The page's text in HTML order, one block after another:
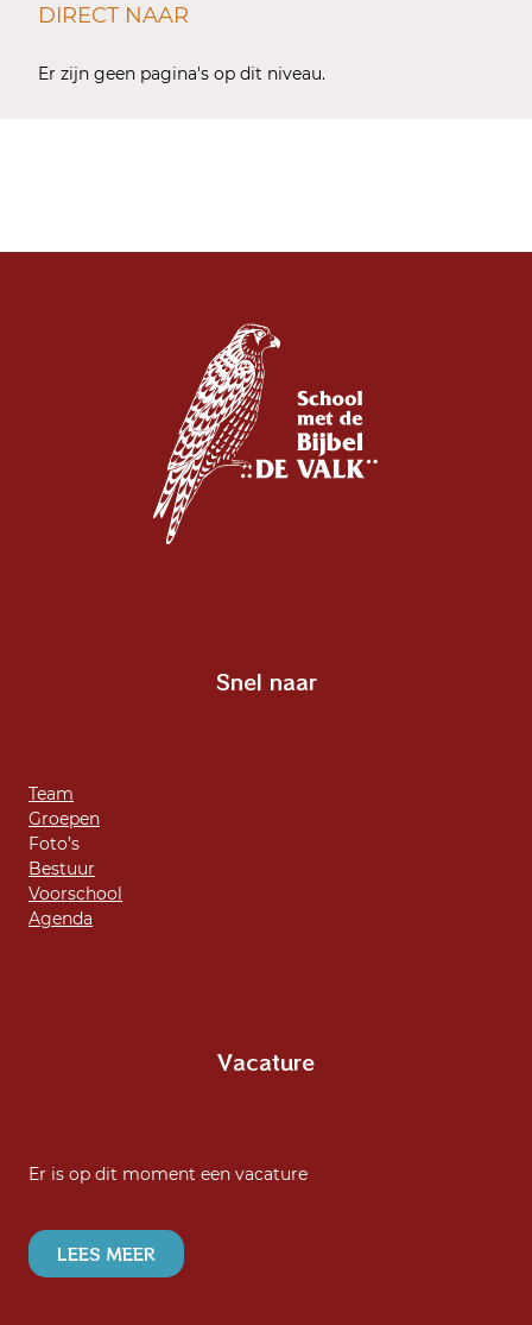
DIRECT NAAR
Er zijn geen pagina's op dit niveau.
Snel naar
Team
Groepen
Foto’s
Bestuur
Voorschool
Agenda
Vacature
Er is op dit moment een vacature
LEES MEER